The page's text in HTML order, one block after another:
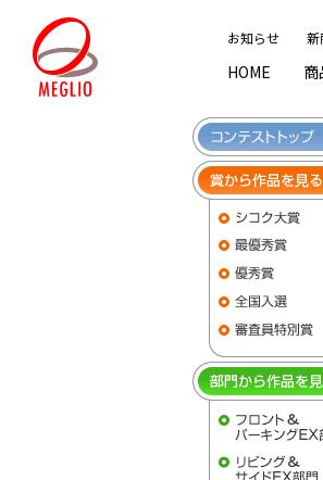
お知らせ 新
HOME 商
商品を探すINDEX
パーパス・ブランド「
おすすめ情報INDEX
サポート情報INDEX